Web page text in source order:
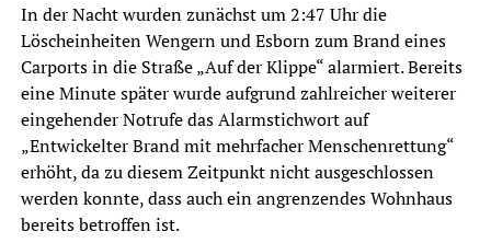
In der Nacht wurden zunächst um 2:47 Uhr die
Löscheinheiten Wengern und Esborn zum Brand eines
Carports in die Straße „Auf der Klippe“ alarmiert. Bereits
eine Minute später wurde aufgrund zahlreicher weiterer
eingehender Notrufe das Alarmstichwort auf
„Entwickelter Brand mit mehrfacher Menschenrettung“
erhöht, da zu diesem Zeitpunkt nicht ausgeschlossen
werden konnte, dass auch ein angrenzendes Wohnhaus
bereits betroffen ist.